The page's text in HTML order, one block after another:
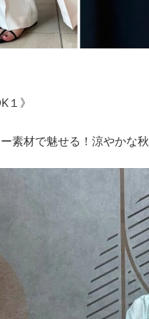
１》
素材で魅せる！涼やかな